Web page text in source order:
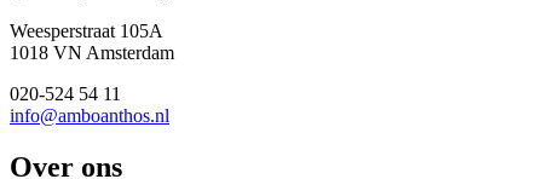
Weesperstraat 105A
1018 VN Amsterdam
020-524 54 11
info@amboanthos.nl
Over ons